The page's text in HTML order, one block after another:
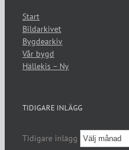
Start
Bildarkivet
Bygdearkiv
Vår bygd
Hällekis – Ny
TIDIGARE INLÄGG
Tidigare inlägg